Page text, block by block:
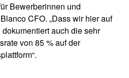
Bewerberinnen und
CFO. „Dass wir hier auf
auch die sehr
von 85 % auf der